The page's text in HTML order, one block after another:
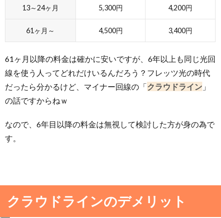
13～24ヶ月 5,300円 4,200円
61ヶ月～ 4,500円 3,400円
61ヶ月以降の料金は確かに安いですが、6年以上も同じ光回
線を使う人ってどれだけいるんだろう？フレッツ光の時代
だったら分かるけど、マイナー回線の「クラウドライン 」
の話ですからねｗ
なので、6年目以降の料金は無視して検討した方が身の為で
す。
クラウドラインのデメリット